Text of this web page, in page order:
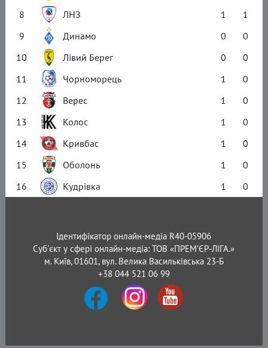
8
ЛНЗ 1
1
9
Динамо 0
0
10
Лівий Берег 0
0
11
Чорноморець 1
0
12
Верес 1
0
13
Колос 1
0
14
Кривбас 1
0
15
Оболонь 1
0
16
Кудрівка 1 0
Ідентифікатор онлайн-медіа R40-05906
Суб'єкт у сфері онлайн-медіа: ТОВ «ПРЕМ’ЄР-ЛІГА.»
м. Київ, 01601, вул. Велика Васильківська 23-Б
+38 044 521 06 99